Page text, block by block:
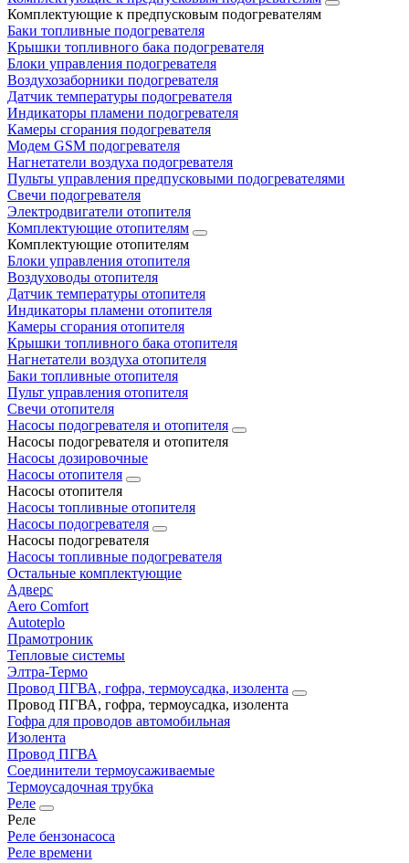
Комплектующие к предпусковым подогревателям
Баки топливные подогревателя
Крышки топливного бака подогревателя
Блоки управления подогревателя
Воздухозаборники подогревателя
Датчик температуры подогревателя
Индикаторы пламени подогревателя
Камеры сгорания подогревателя
Модем GSM подогревателя
Нагнетатели воздуха подогревателя
Пульты управления предпусковыми подогревателями
Свечи подогревателя
Электродвигатели отопителя
Комплектующие отопителям
Комплектующие отопителям
Блоки управления отопителя
Воздуховоды отопителя
Датчик температуры отопителя
Индикаторы пламени отопителя
Камеры сгорания отопителя
Крышки топливного бака отопителя
Нагнетатели воздуха отопителя
Баки топливные отопителя
Пульт управления отопителя
Свечи отопителя
Насосы подогревателя и отопителя
Насосы подогревателя и отопителя
Насосы дозировочные
Насосы отопителя
Насосы отопителя
Насосы топливные отопителя
Насосы подогревателя
Насосы подогревателя
Насосы топливные подогревателя
Остальные комплектующие
Адверс
Aero Comfort
Autoteplo
Прамотроник
Тепловые системы
Элтра-Термо
Провод ПГВА, гофра, термоусадка, изолента
Провод ПГВА, гофра, термоусадка, изолента
Гофра для проводов автомобильная
Изолента
Провод ПГВА
Соединители термоусаживаемые
Термоусадочная трубка
Реле
Реле
Реле бензонасоса
Реле времени